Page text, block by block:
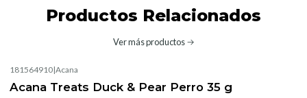
Productos Relacionados
Ver más productos
181564910|Acana
Acana Treats Duck & Pear Perro 35 g